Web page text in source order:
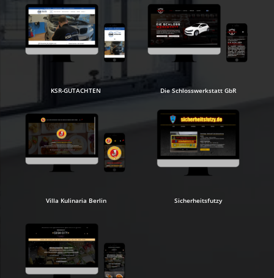
KSR-GUTACHTEN Die Schlosswerkstatt GbR
Villa Kulinaria Berlin Sicherheitsfutzy